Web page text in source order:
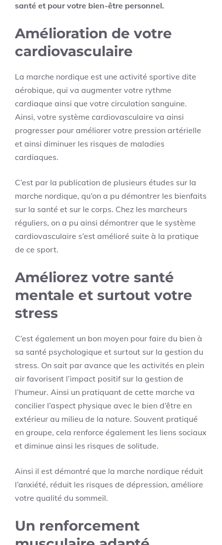
santé et pour votre bien-être personnel.
Amélioration de votre
cardiovasculaire
La marche nordique est une activité sportive dite
aérobique, qui va augmenter votre rythme
cardiaque ainsi que votre circulation sanguine.
Ainsi, votre système cardiovasculaire va ainsi
progresser pour améliorer votre pression artérielle
et ainsi diminuer les risques de maladies
cardiaques.
C’est par la publication de plusieurs études sur la
marche nordique, qu’on a pu démontrer les bienfaits
sur la santé et sur le corps. Chez les marcheurs
réguliers, on a pu ainsi démontrer que le système
cardiovasculaire s’est amélioré suite à la pratique
de ce sport.
Améliorez votre santé
mentale et surtout votre
stress
C’est également un bon moyen pour faire du bien à
sa santé psychologique et surtout sur la gestion du
stress. On sait par avance que les activités en plein
air favorisent l’impact positif sur la gestion de
l’humeur. Ainsi un pratiquant de cette marche va
concilier l’aspect physique avec le bien d’être en
extérieur au milieu de la nature. Souvent pratiqué
en groupe, cela renforce également les liens sociaux
et diminue ainsi les risques de solitude.
Ainsi il est démontré que la marche nordique réduit
l’anxiété, réduit les risques de dépression, améliore
votre qualité du sommeil.
Un renforcement